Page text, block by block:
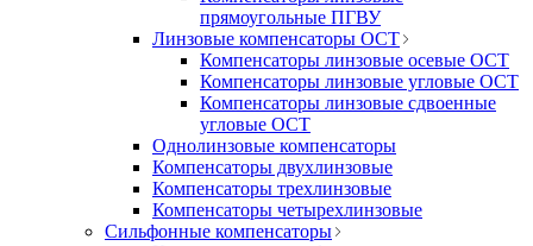
прямоугольные ПГВУ
Линзовые компенсаторы ОСТ
Компенсаторы линзовые осевые ОСТ
Компенсаторы линзовые угловые ОСТ
Компенсаторы линзовые сдвоенные
угловые ОСТ
Однолинзовые компенсаторы
Компенсаторы двухлинзовые
Компенсаторы трехлинзовые
Компенсаторы четырехлинзовые
Сильфонные компенсаторы